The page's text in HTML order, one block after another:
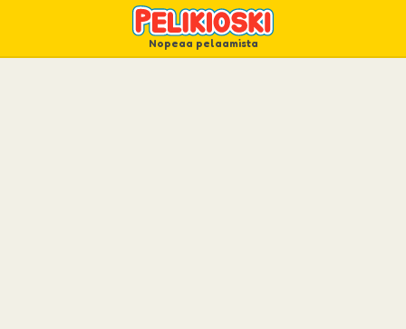
Nopeaa pelaamista